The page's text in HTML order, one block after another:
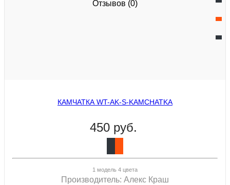
Отзывов (0)
КАМЧАТКА WT-AK-S-KAMCHATKA
450 руб.
1 модель 4 цвета
Производитель: Алекс Краш